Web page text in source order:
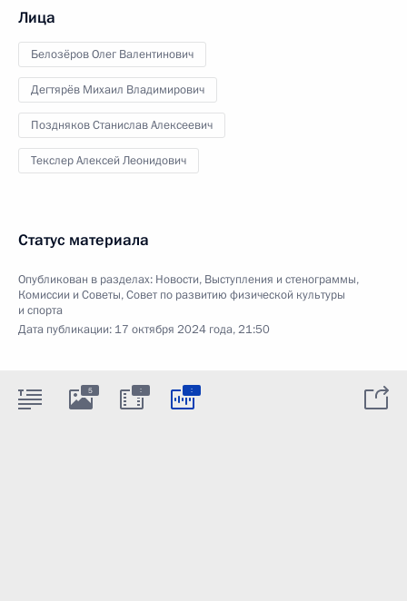
Лица
Белозёров Олег Валентинович
Дегтярёв Михаил Владимирович
Поздняков Станислав Алексеевич
Текслер Алексей Леонидович
Статус материала
Опубликован в разделах: Новости, Выступления и стенограммы,
Комиссии и Советы,Совет по развитию физической культуры
и спорта
Дата публикации: 17 октября 2024 года, 21:50
5 : :